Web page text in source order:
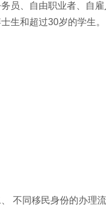
员、自由职业者、自雇
生和超过30岁的学生。
、 不同移民身份的办理